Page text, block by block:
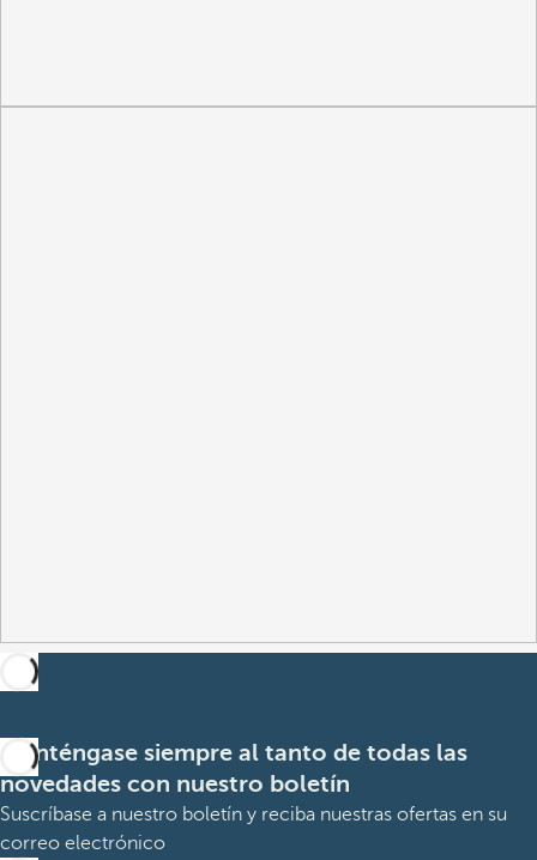
Manténgase siempre al tanto de todas las
novedades con nuestro boletín
Suscríbase a nuestro boletín y reciba nuestras ofertas en su
correo electrónico